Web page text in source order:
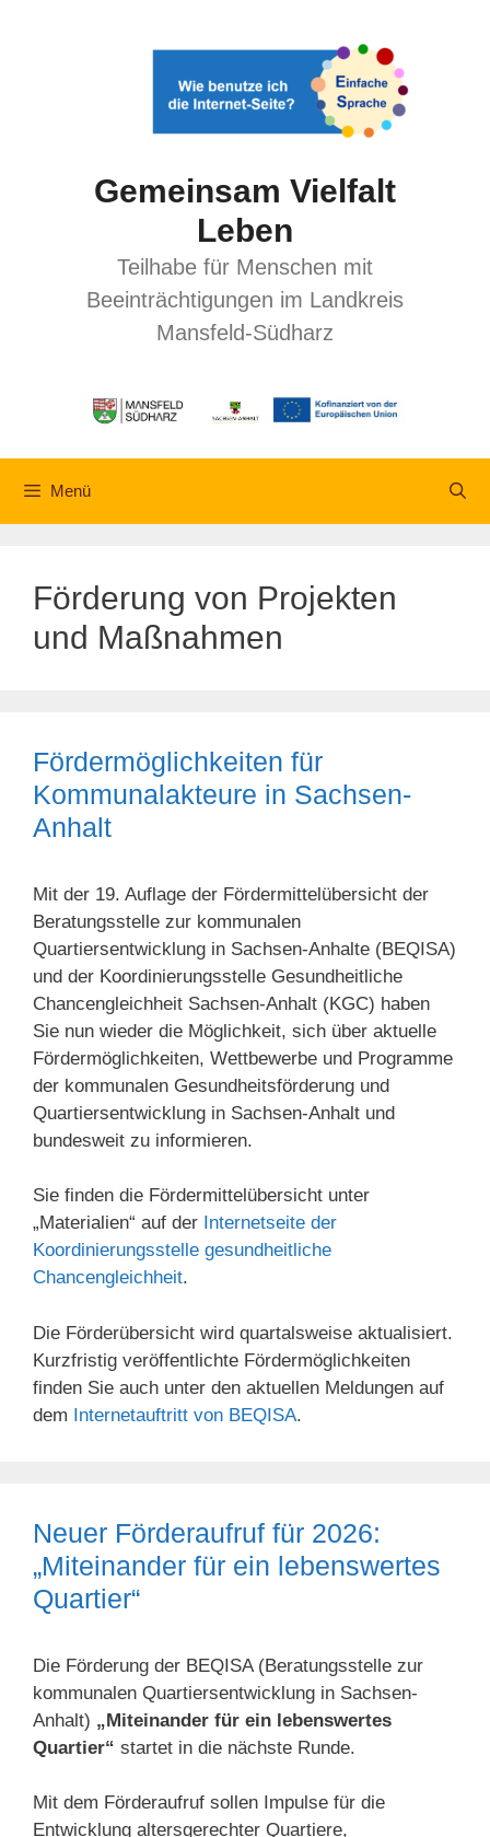
Gemeinsam Vielfalt
Leben
Teilhabe für Menschen mit
Beeinträchtigungen im Landkreis
Mansfeld-Südharz
Menü
Förderung von Projekten
und Maßnahmen
Fördermöglichkeiten für
Kommunalakteure in Sachsen-
Anhalt
Mit der 19. Auflage der Fördermittelübersicht der
Beratungsstelle zur kommunalen
Quartiersentwicklung in Sachsen-Anhalte (BEQISA)
und der Koordinierungsstelle Gesundheitliche
Chancengleichheit Sachsen-Anhalt (KGC) haben
Sie nun wieder die Möglichkeit, sich über aktuelle
Fördermöglichkeiten, Wettbewerbe und Programme
der kommunalen Gesundheitsförderung und
Quartiersentwicklung in Sachsen-Anhalt und
bundesweit zu informieren.
Sie finden die Fördermittelübersicht unter
„Materialien“ auf der Internetseite der
Koordinierungsstelle gesundheitliche
Chancengleichheit.
Die Förderübersicht wird quartalsweise aktualisiert.
Kurzfristig veröffentlichte Fördermöglichkeiten
finden Sie auch unter den aktuellen Meldungen auf
dem Internetauftritt von BEQISA.
Neuer Förderaufruf für 2026:
„Miteinander für ein lebenswertes
Quartier“
Die Förderung der BEQISA (Beratungsstelle zur
kommunalen Quartiersentwicklung in Sachsen-
Anhalt) „Miteinander für ein lebenswertes
Quartier“ startet in die nächste Runde.
Mit dem Förderaufruf sollen Impulse für die
Entwicklung altersgerechter Quartiere,